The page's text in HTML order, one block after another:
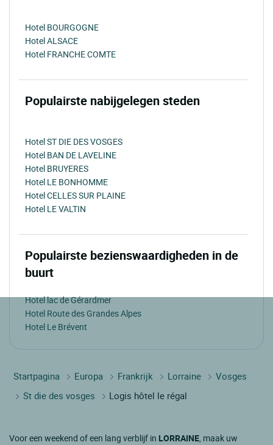
Hotel BOURGOGNE
Hotel ALSACE
Hotel FRANCHE COMTE
Populairste nabijgelegen steden
Hotel ST DIE DES VOSGES
Hotel BAN DE LAVELINE
Hotel BRUYERES
Hotel LE BONHOMME
Hotel CELLES SUR PLAINE
Hotel LE VALTIN
Populairste bezienswaardigheden in de
buurt
Hotel lac de Gérardmer
Hotel Route des Grandes Alpes
Hotel Le Brévent
Startpagina Europa Frankrijk Lorraine
Vosges
St die des vosges
Logis hôtel le régal
Voor een weekend of een lang verblijf in LORRAINE, maak uw